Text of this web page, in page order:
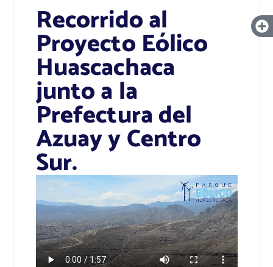
Recorrido al
Proyecto Eólico
Huascachaca
junto a la
Prefectura del
Azuay y Centro
Sur.